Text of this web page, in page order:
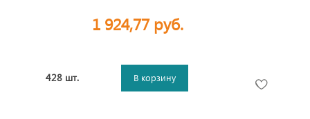
1 924,77 руб.
428 шт. В корзину